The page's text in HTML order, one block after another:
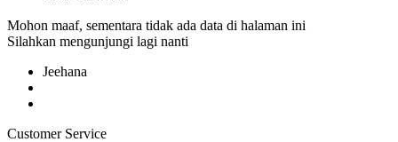
Mohon maaf, sementara tidak ada data di halaman ini
Silahkan mengunjungi lagi nanti
Jeehana
Customer Service